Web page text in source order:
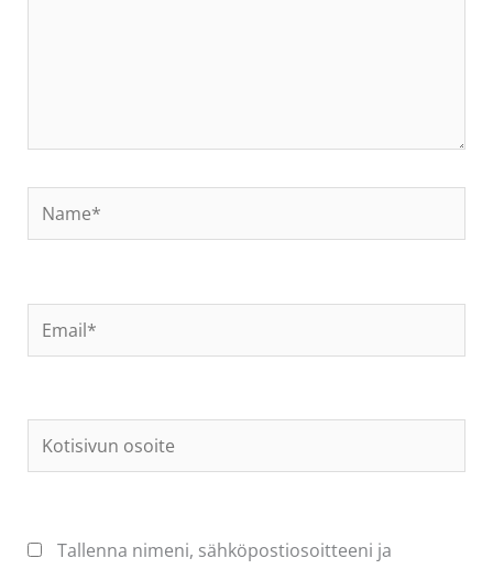
Name*
Email*
Kotisivun
osoite
Tallenna nimeni, sähköpostiosoitteeni ja